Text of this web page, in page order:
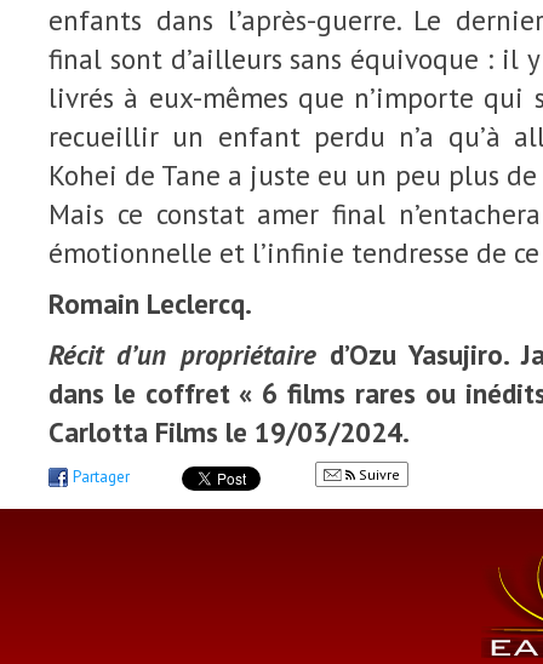
enfants dans l’après-guerre. Le
final sont d’ailleurs sans équivoque : il
livrés à eux-mêmes que n’importe
recueillir un enfant perdu n’a qu’à
Kohei de Tane a juste eu un peu plus
Mais ce constat amer final
émotionnelle et l’infinie tendresse de
Romain Leclercq.
Récit d’un propriétaired’Ozu Yasujiro.
dans le coffret « 6 films rares ou inédits
Carlotta Films le 19/03/2024.
Partager Suivre